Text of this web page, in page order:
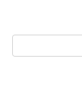
Поиск: